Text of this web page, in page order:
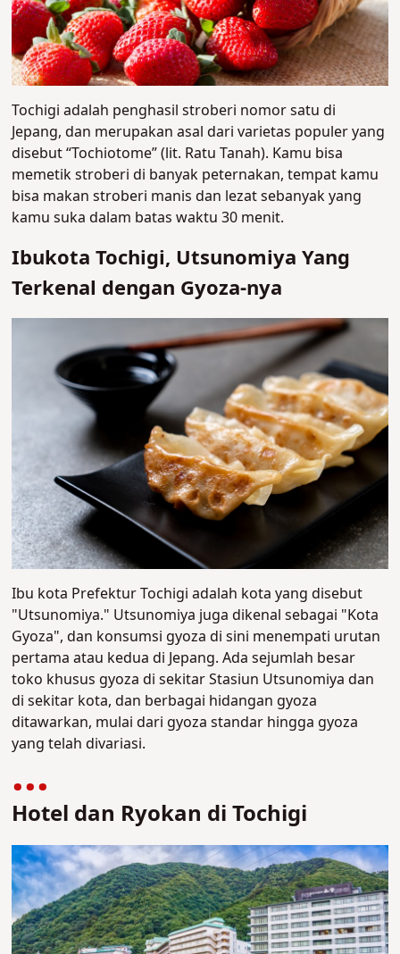
Tochigi adalah penghasil stroberi nomor satu di
Jepang, dan merupakan asal dari varietas populer yang
disebut “Tochiotome” (lit. Ratu Tanah). Kamu bisa
memetik stroberi di banyak peternakan, tempat kamu
bisa makan stroberi manis dan lezat sebanyak yang
kamu suka dalam batas waktu 30 menit.
Ibukota Tochigi, Utsunomiya Yang
Terkenal dengan Gyoza-nya
Ibu kota Prefektur Tochigi adalah kota yang disebut
"Utsunomiya." Utsunomiya juga dikenal sebagai "Kota
Gyoza", dan konsumsi gyoza di sini menempati urutan
pertama atau kedua di Jepang. Ada sejumlah besar
toko khusus gyoza di sekitar Stasiun Utsunomiya dan
di sekitar kota, dan berbagai hidangan gyoza
ditawarkan, mulai dari gyoza standar hingga gyoza
yang telah divariasi.
Hotel dan Ryokan di Tochigi